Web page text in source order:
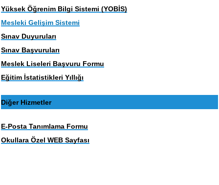
Yüksek Öğrenim Bilgi Sistemi (YOBİS)
Mesleki Gelişim Sistemi
Sınav Duyuruları
Sınav Başvuruları
Meslek Liseleri Başvuru Formu
Eğitim İstatistikleri Yıllığı
Diğer Hizmetler
E-Posta Tanımlama Formu
Okullara Özel WEB Sayfası